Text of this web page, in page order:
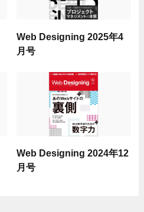
Web Designing 2025年4
月号
Web Designing 2024年12
月号